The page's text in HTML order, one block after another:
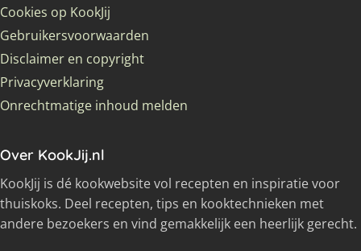
Cookies op KookJij
Gebruikersvoorwaarden
Disclaimer en copyright
Privacyverklaring
Onrechtmatige inhoud melden
Over KookJij.nl
KookJij is dé kookwebsite vol recepten en inspiratie voor
thuiskoks. Deel recepten, tips en kooktechnieken met
andere bezoekers en vind gemakkelijk een heerlijk gerecht.